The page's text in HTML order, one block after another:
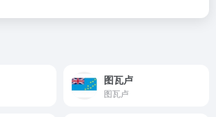
图瓦卢
图瓦卢